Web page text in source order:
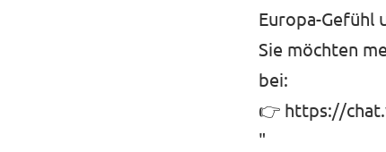
Europa-Gefühl
⁠Sie möchten
bei:
👉 https://
"